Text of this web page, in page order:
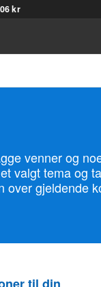
kr
venner og
valgt tema og
over gjeldende